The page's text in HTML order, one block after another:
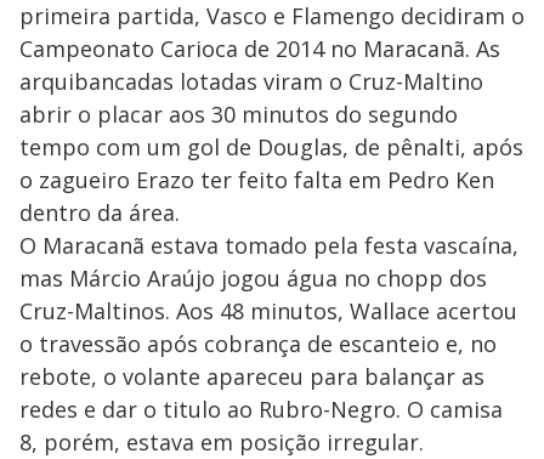
primeira partida, Vasco e Flamengo decidiram o
Campeonato Carioca de 2014 no Maracanã. As
arquibancadas lotadas viram o Cruz-Maltino
abrir o placar aos 30 minutos do segundo
tempo com um gol de Douglas, de pênalti, após
o zagueiro Erazo ter feito falta em Pedro Ken
dentro da área.
O Maracanã estava tomado pela festa vascaína,
mas Márcio Araújo jogou água no chopp dos
Cruz-Maltinos. Aos 48 minutos, Wallace acertou
o travessão após cobrança de escanteio e, no
rebote, o volante apareceu para balançar as
redes e dar o titulo ao Rubro-Negro. O camisa
8, porém, estava em posição irregular.